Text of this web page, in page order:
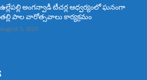
ఉల్లేపల్లి అంగన్వాడీ టీచర్ల ఆధ్వర్యంలో ఘనంగా
తల్లి పాల వారోత్సవాలు కార్యక్రమం
August 5, 2026